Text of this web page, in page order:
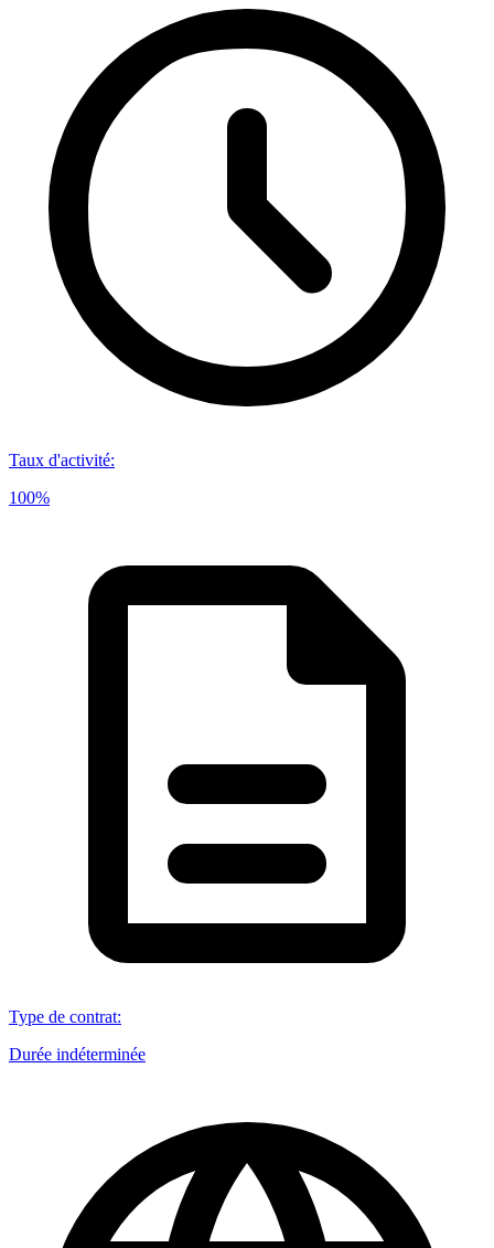
Taux d'activité:
100%
Type de contrat:
Durée indéterminée